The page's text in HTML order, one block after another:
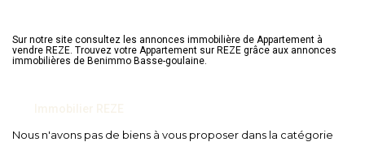
Sur notre site consultez les annonces immobilière de Appartement à
vendre REZE. Trouvez votre Appartement sur REZE grâce aux annonces
immobilières de Benimmo Basse-goulaine.
Nous n'avons pas de biens à vous proposer dans la catégorie